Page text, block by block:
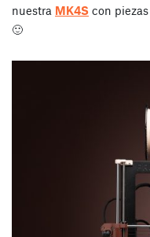
nuestra MK4S con
🙂